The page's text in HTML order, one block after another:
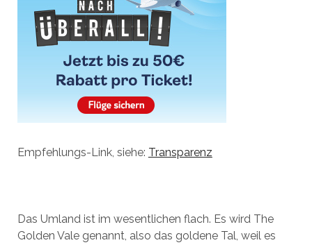
Empfehlungs-Link, siehe: Transparenz
Das Umland ist im wesentlichen flach. Es wird The
Golden Vale genannt, also das goldene Tal, weil es